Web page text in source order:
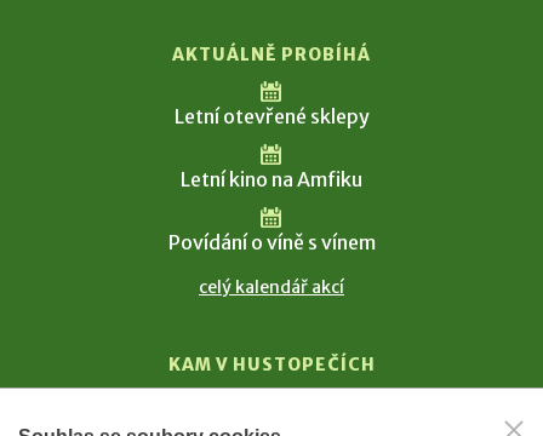
AKTUÁLNĚ PROBÍHÁ
Letní otevřené sklepy
Letní kino na Amfiku
Povídání o víně s vínem
celý kalendář akcí
KAM V HUSTOPEČÍCH